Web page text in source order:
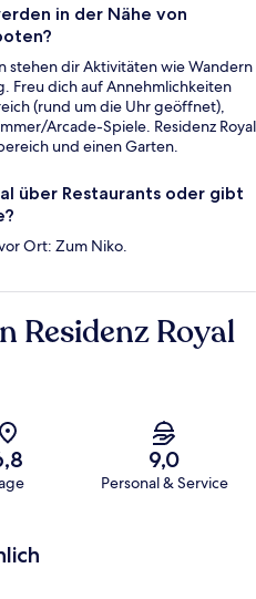
in der Nähe von
stehen dir Aktivitäten wie Wandern
Freu dich auf Annehmlichkeiten
(rund um die Uhr geöffnet),
Arcade-Spiele. Residenz Royal
und einen Garten.
über Restaurants oder gibt
Ort: Zum Niko.
Residenz Royal
9,0
Personal & Service